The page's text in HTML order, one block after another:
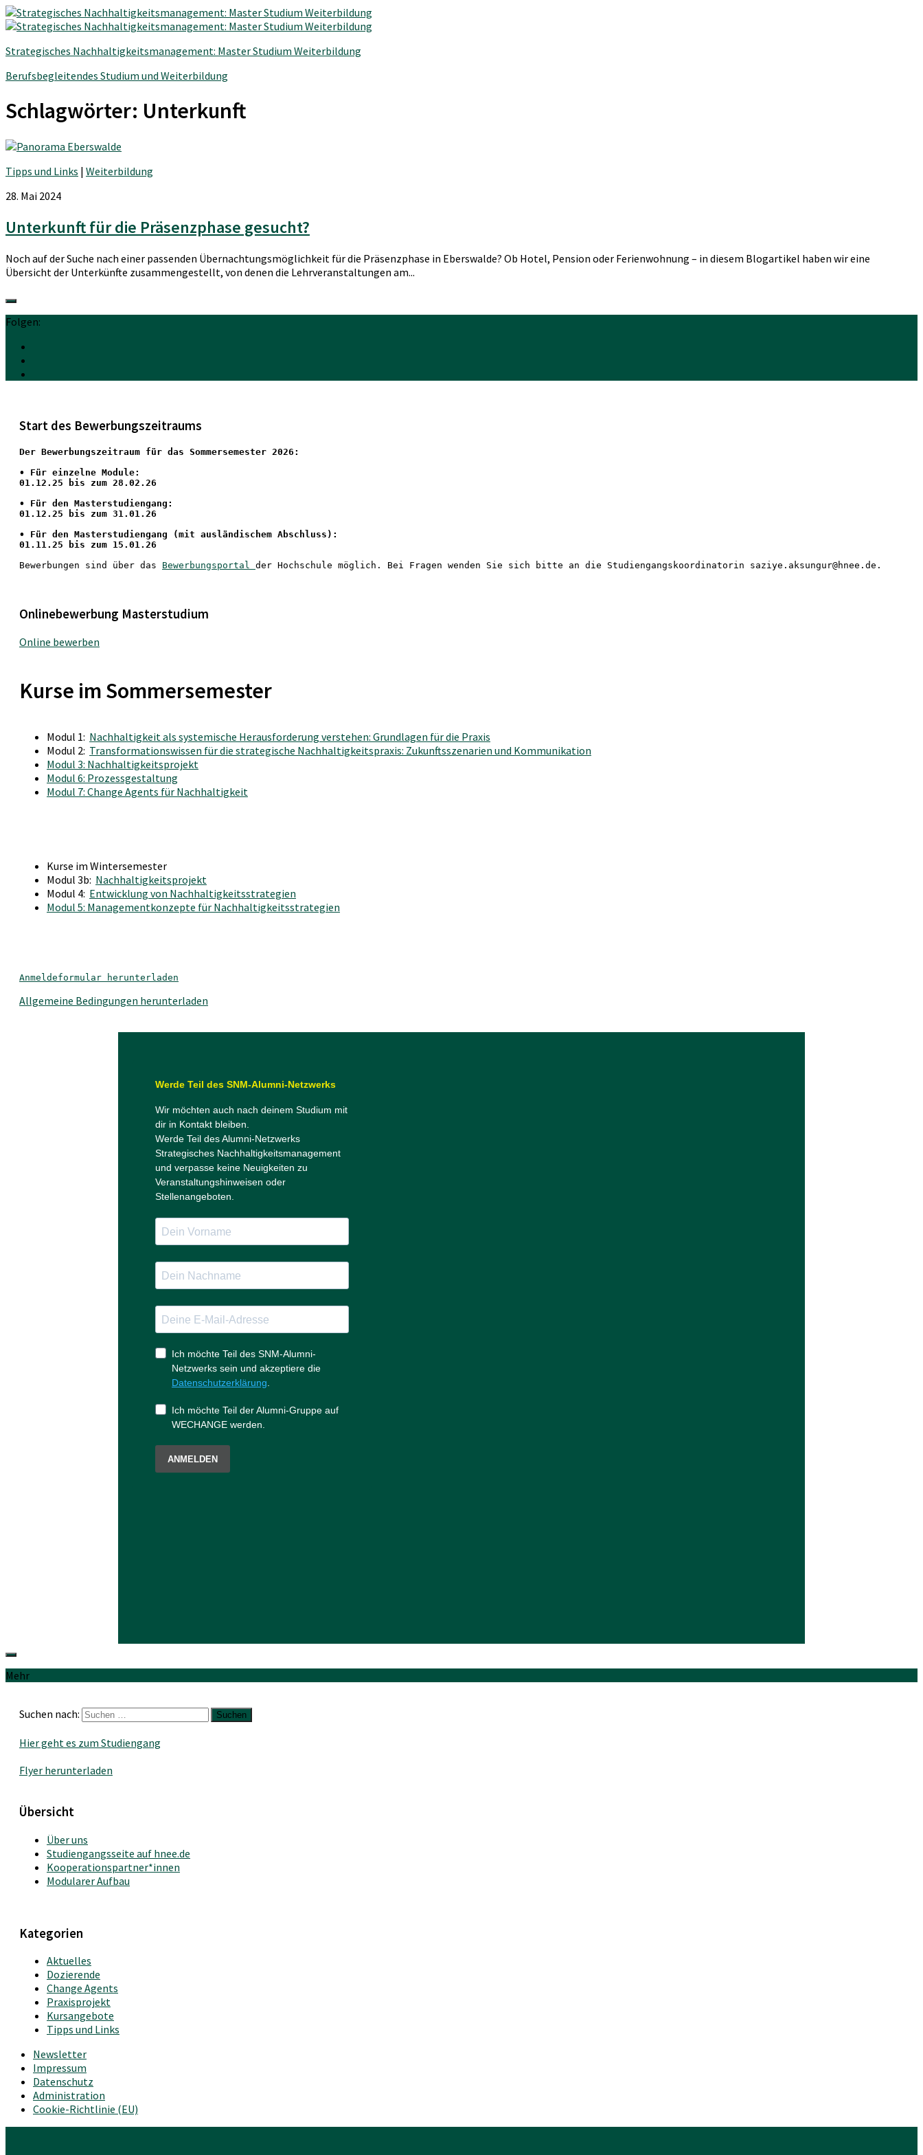
Strategisches Nachhaltigkeitsmanagement: Master Studium Weiterbildung
Berufsbegleitendes Studium und Weiterbildung
Schlagwörter: Unterkunft
Tipps und Links | Weiterbildung
28. Mai 2024
Unterkunft für die Präsenzphase gesucht?
Noch auf der Suche nach einer passenden Übernachtungsmöglichkeit für die Präsenzphase in Eberswalde? Ob Hotel, Pension oder Ferienwohnung – in diesem Blogartikel haben wir eine
Übersicht der Unterkünfte zusammengestellt, von denen die Lehrveranstaltungen am...
Folgen:
Start des Bewerbungszeitraums
Der Bewerbungszeitraum für das Sommersemester 2026:
• Für einzelne Module:
01.12.25 bis zum 28.02.26
• Für den Masterstudiengang:
01.12.25 bis zum 31.01.26
• Für den Masterstudiengang (mit ausländischem Abschluss):
01.11.25 bis zum 15.01.26
Bewerbungen sind über das Bewerbungsportal der Hochschule möglich. Bei Fragen wenden Sie sich bitte an die Studiengangskoordinatorin saziye.aksungur@hnee.de.
Onlinebewerbung Masterstudium
Online bewerben
Kurse im Sommersemester
Modul 1: Nachhaltigkeit als systemische Herausforderung verstehen: Grundlagen für die Praxis
Modul 2: Transformationswissen für die strategische Nachhaltigkeitspraxis: Zukunftsszenarien und Kommunikation
Modul 3: Nachhaltigkeitsprojekt
Modul 6: Prozessgestaltung
Modul 7: Change Agents für Nachhaltigkeit
Kurse im Wintersemester
Modul 3b: Nachhaltigkeitsprojekt
Modul 4: Entwicklung von Nachhaltigkeitsstrategien
Modul 5: Managementkonzepte für Nachhaltigkeitsstrategien
Anmeldeformular herunterladen
Allgemeine Bedingungen herunterladen
Mehr
Suchen nach:
Hier geht es zum Studiengang
Flyer herunterladen
Übersicht
Über uns
Studiengangsseite auf hnee.de
Kooperationspartner*innen
Modularer Aufbau
Kategorien
Aktuelles
Dozierende
Change Agents
Praxisprojekt
Kursangebote
Tipps und Links
Newsletter
Impressum
Datenschutz
Administration
Cookie-Richtlinie (EU)